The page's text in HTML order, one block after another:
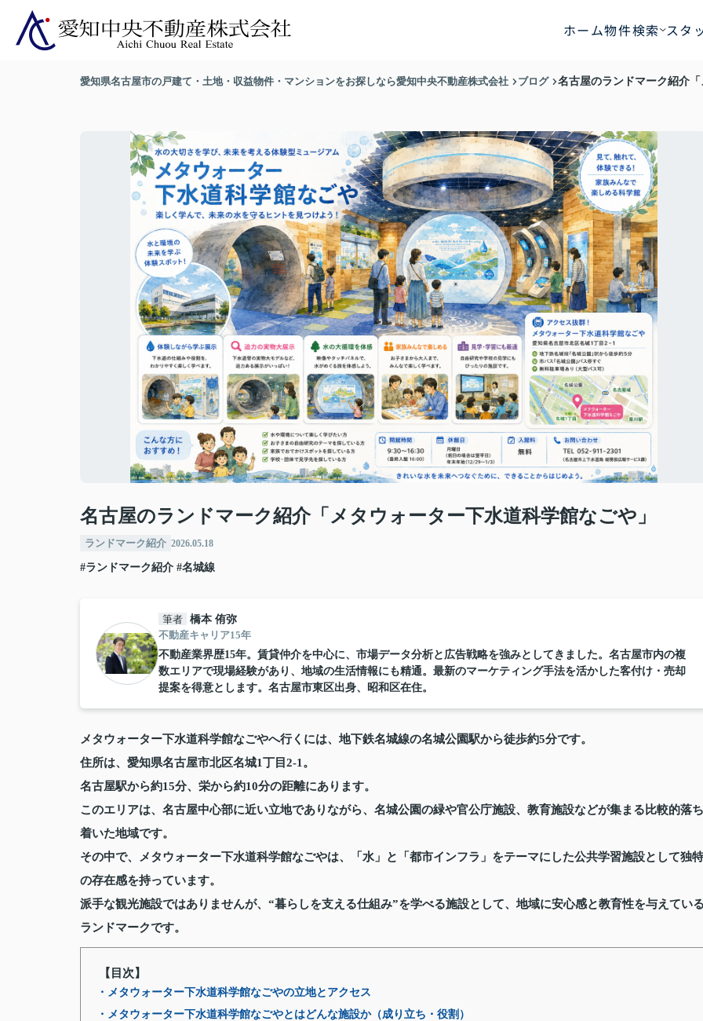
ホーム物件検索 スタ
愛知県名古屋市の戸建て・土地・収益物件・マンションをお探しなら愛知中央不動産株式会社 ブログ 名古屋のランドマーク紹介
名古屋のランドマーク紹介「メタウォーター下水道科学館なごや」
ランドマーク紹介 2026.05.18
#ランドマーク紹介 #名城線
筆者 橋本 侑弥
不動産キャリア15年
不動産業界歴15年。賃貸仲介を中心に、市場データ分析と広告戦略を強みとしてきました。名古屋市内の複
数エリアで現場経験があり、地域の生活情報にも精通。最新のマーケティング手法を活かした客付け・売却
提案を得意とします。名古屋市東区出身、昭和区在住。
メタウォーター下水道科学館なごやへ行くには、地下鉄名城線の名城公園駅から徒歩約5分です。
住所は、愛知県名古屋市北区名城1丁目2-1。
名古屋駅から約15分、栄から約10分の距離にあります。
このエリアは、名古屋中心部に近い立地でありながら、名城公園の緑や官公庁施設、教育施設などが集まる比較的落ち
着いた地域です。
その中で、メタウォーター下水道科学館なごやは、「水」と「都市インフラ」をテーマにした公共学習施設として独特
の存在感を持っています。
派手な観光施設ではありませんが、“暮らしを支える仕組み”を学べる施設として、地域に安心感と教育性を与えてい
ランドマークです。
【目次】
・メタウォーター下水道科学館なごやの立地とアクセス
・メタウォーター下水道科学館なごやとはどんな施設か（成り立ち・役割）